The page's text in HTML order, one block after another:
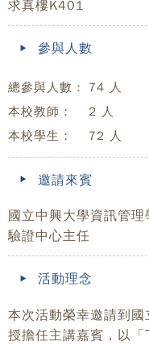
求真樓K401
參與人數
總參與人數：
74 人
本校教師：
2 人
本校學生：
72 人
邀請來賓
國立中興大學資訊管
驗證中心主任
活動理念
本次活動榮幸邀請到
授擔任主講嘉賓，以「